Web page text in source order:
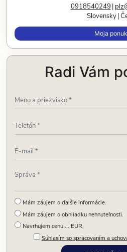
0918540249
Slovensky
Moja
Radi Vám
Mám záujem o ďalšie informácie.
Mám záujem o obhliadku nehnuteľnosti.
Navrhujem cenu ... EUR.
Súhlasím so spracovaním a